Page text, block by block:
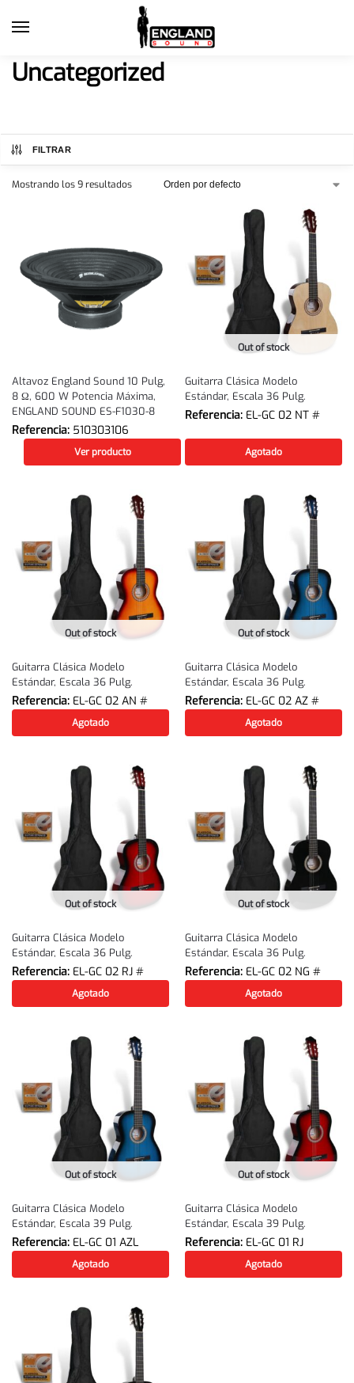
Uncategorized
FILTRAR
Mostrando los 9 resultados
Altavoz England Sound 10 Pulg,
8 Ω, 600 W Potencia Máxima,
ENGLAND SOUND ES-F1030-8
Referencia: 510303106
Ver producto
Out of stock
Guitarra Clásica Modelo
Estándar, Escala 36 Pulg.
Referencia: EL-GC 02 NT #
Agotado
Out of stock
Guitarra Clásica Modelo
Estándar, Escala 36 Pulg.
Referencia: EL-GC 02 AN #
Agotado
Out of stock
Guitarra Clásica Modelo
Estándar, Escala 36 Pulg.
Referencia: EL-GC 02 AZ #
Agotado
Out of stock
Guitarra Clásica Modelo
Estándar, Escala 36 Pulg.
Referencia: EL-GC 02 RJ #
Agotado
Out of stock
Guitarra Clásica Modelo
Estándar, Escala 36 Pulg.
Referencia: EL-GC 02 NG #
Agotado
Out of stock
Guitarra Clásica Modelo
Estándar, Escala 39 Pulg.
Referencia: EL-GC 01 AZL
Agotado
Out of stock
Guitarra Clásica Modelo
Estándar, Escala 39 Pulg.
Referencia: EL-GC 01 RJ
Agotado